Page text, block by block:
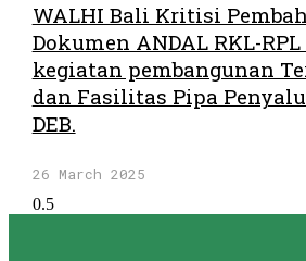
WALHI Bali Kritisi
Dokumen ANDAL RKL-
kegiatan pembangunan
dan Fasilitas Pipa
DEB.
26 March 2025